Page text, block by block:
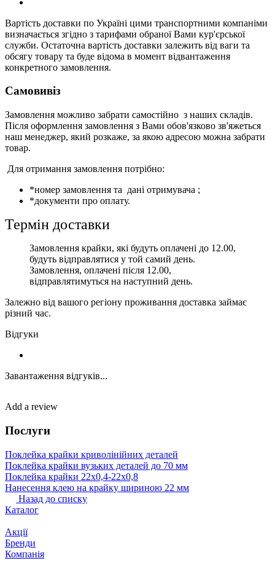
Вартість доставки по Україні цими транспортними компаніми
визначається згідно з тарифами обраної Вами кур'єрської
служби. Остаточна вартість доставки залежить від ваги та
обсягу товару та буде відома в момент відвантаження
конкретного замовлення.
Самовивіз
Замовлення можливо забрати самостійно з наших складів.
Після оформлення замовлення з Вами обов'язково зв'яжеться
наш менеджер, який розкаже, за якою адресою можна забрати
товар.
Для отримання замовлення потрібно:
*номер замовлення та дані отримувача ;
*документи про оплату.
Термін доставки
Замовлення крайки, які будуть оплачені до 12.00,
будуть відправлятися у той самий день.
Замовлення, оплачені після 12.00,
відправлятимуться на наступний день.
Залежно від вашого регіону проживання доставка займає
різний час.
Відгуки
Завантаження відгуків...
Add a review
Послуги
Поклейка крайки криволінійних деталей
Поклейка крайки вузьких деталей до 70 мм
Поклейка крайки 22х0,4-22х0,8
Нанесення клею на крайку шириною 22 мм
Назад до списку
Каталог
Акції
Бренди
Компанія